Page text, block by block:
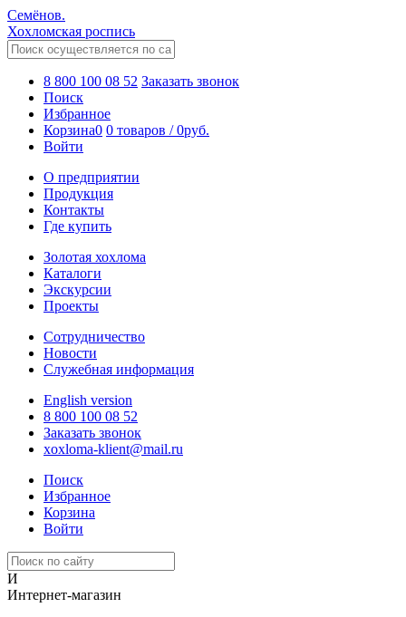
Семёнов.
Хохломская роспись
8 800 100 08 52 Заказать звонок
Поиск
Избранное
Корзина0 0 товаров /0руб.
Войти
О предприятии
Продукция
Контакты
Где купить
Золотая хохлома
Каталоги
Экскурсии
Проекты
Сотрудничество
Новости
Служебная информация
English version
8 800 100 08 52
Заказать звонок
xoxloma-klient@mail.ru
Поиск
Избранное
Корзина
Войти
И
Интернет-магазин